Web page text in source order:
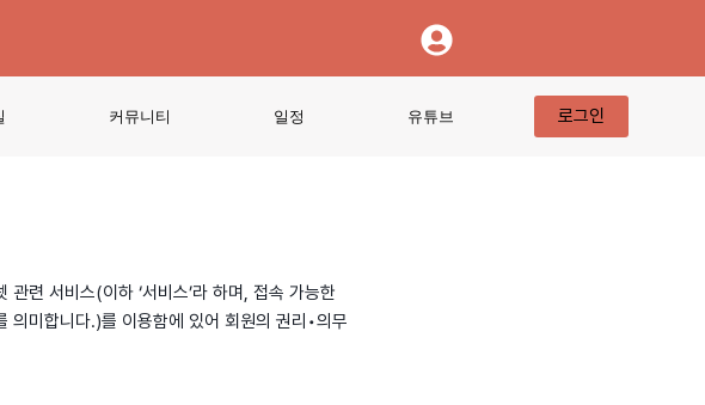
커뮤니티 일정 유튜브 로그인
련 서비스(이하 ‘서비스’라 하며, 접속 가능한
의미합니다.)를 이용함에 있어 회원의 권리•의무